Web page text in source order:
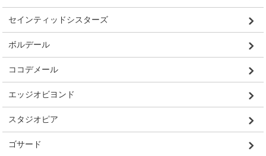
セインティッドシスターズ
ボルデール
ココデメール
エッジオビヨンド
スタジオピア
ゴサード